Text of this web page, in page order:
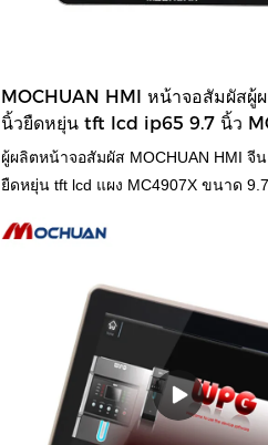
MOCHUAN HMI หน้าจอสัมผัสผู้
นิ้วยืดหยุ่น tft lcd ip65 9.7 นิ้ว
ผู้ผลิตหน้าจอสัมผัส MOCHUAN HMI จี
ยืดหยุ่น tft lcd แผง MC4907X ขนาด
เปรียบที่โดดเด่นหาที่เปรียบมิได้ในแง่ของ
กับชื่อเสียงที่ดีในตลาดMOCHUAN สรุป
ของผลิตภัณฑ์ที่ผ่านมาและปรับปรุงอย่าง
ข้อมูลจำเพาะของผู้ผลิตหน้าจอสัมผัส
HMI จีน 9.7 นิ้วยืดหยุ่น tft lcd แผง
9.7 นิ้วสามารถปรับแต่งตามความต้อง
ความสามารถในการแข่งขันหลักของผู้ผ